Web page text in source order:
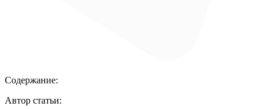
Содержание:
Автор статьи: